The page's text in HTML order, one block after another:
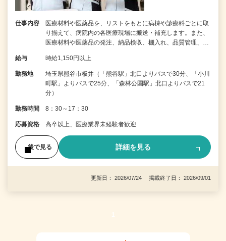
仕事内容
医療材料や医薬品を、リストをもとに病棟や診療科ごとに取
り揃えて、病院内の各医療現場に搬送・補充します。また、
医療材料や医薬品の発注、納品検収、棚入れ、品質管理、…
給与 時給1,150円以上
勤務地
埼玉県熊谷市板井（「熊谷駅」北口よりバスで30分、「小川
町駅」よりバスで25分​、「森林公園駅」北口よりバスで21
分）
勤務時間 8：30～17：30
応募資格 高卒以上、医療業界未経験者歓迎
後で見る 詳細を見る
更新日： 2026/07/24 掲載終了日： 2026/09/01
1